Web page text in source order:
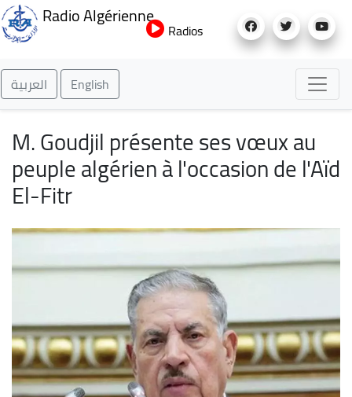
au
Radio Algérienne
Radios
العربية English
M. Goudjil présente ses vœux au
peuple algérien à l'occasion de l'Aïd
El-Fitr